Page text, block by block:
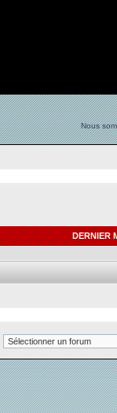
Nous
DERNIER